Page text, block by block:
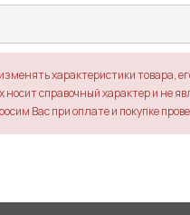
характеристики товара,
справочный характер и не
Вас при оплате и покупке